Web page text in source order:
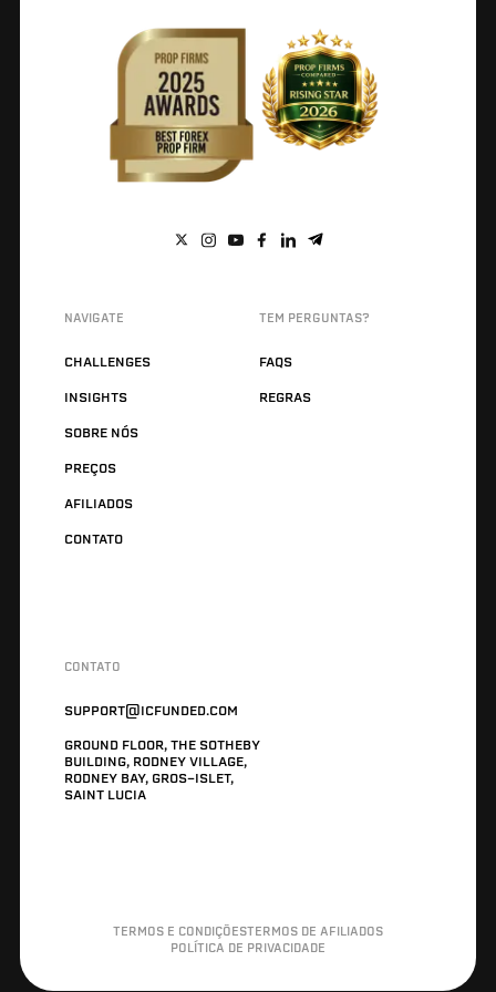
NAVIGATE
CHALLENGES
INSIGHTS
SOBRE NÓS
PREÇOS
AFILIADOS
CONTATO
TEM PERGUNTAS?
FAQS
REGRAS
CONTATO
SUPPORT@ICFUNDED.COM
GROUND FLOOR, THE SOTHEBY
BUILDING, RODNEY VILLAGE,
RODNEY BAY, GROS-ISLET,
SAINT LUCIA
TERMOS E CONDIÇÕES TERMOS DE AFILIADOS
POLÍTICA DE PRIVACIDADE